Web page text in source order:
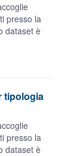
presso la
dataset è
tipologia
presso la
dataset è